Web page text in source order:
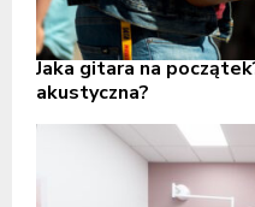
Jaka gitara na
akustyczna?